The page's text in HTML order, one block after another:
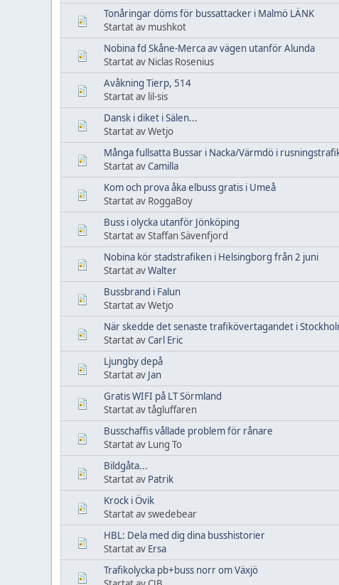
Tonåringar döms för bussattacker i Malmö LÄNK
Startat av mushkot
Nobina fd Skåne-Merca av vägen utanför Alunda
Startat av Niclas Rosenius
Avåkning Tierp, 514
Startat av lil-sis
Dansk i diket i Sälen...
Startat av Wetjo
Många fullsatta Bussar i Nacka/Värmdö i
Startat avCamilla
Kom och prova åka elbuss gratis i Umeå
Startat av RoggaBoy
Buss i olycka utanför Jönköping
Startat av Staffan Sävenfjord
Nobina kör stadstrafiken i Helsingborg från 2 juni
Startat avWalter
Bussbrand i Falun
Startat av Wetjo
När skedde det senaste trafikövertagandet i
Startat avCarl Eric
Ljungby depå
Startat av Jan
Gratis WIFI på LT Sörmland
Startat av tågluffaren
Busschaffis vållade problem för rånare
Startat av Lung To
Bildgåta...
Startat av Patrik
Krock i Övik
Startat av swedebear
HBL: Dela med dig dina busshistorier
Startat av Ersa
Trafikolycka pb+buss norr om Växjö